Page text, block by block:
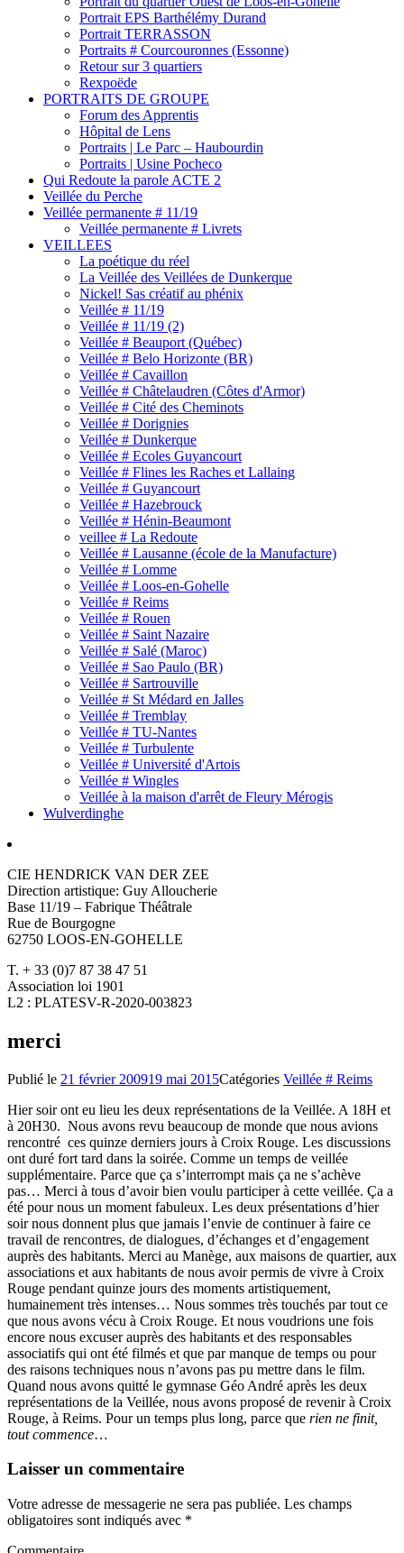
Portrait EPS Barthélémy Durand
Portrait TERRASSON
Portraits # Courcouronnes (Essonne)
Retour sur 3 quartiers
Rexpoëde
PORTRAITS DE GROUPE
Forum des Apprentis
Hôpital de Lens
Portraits | Le Parc – Haubourdin
Portraits | Usine Pocheco
Qui Redoute la parole ACTE 2
Veillée du Perche
Veillée permanente # 11/19
Veillée permanente # Livrets
VEILLEES
La poétique du réel
La Veillée des Veillées de Dunkerque
Nickel! Sas créatif au phénix
Veillée # 11/19
Veillée # 11/19 (2)
Veillée # Beauport (Québec)
Veillée # Belo Horizonte (BR)
Veillée # Cavaillon
Veillée # Châtelaudren (Côtes d'Armor)
Veillée # Cité des Cheminots
Veillée # Dorignies
Veillée # Dunkerque
Veillée # Ecoles Guyancourt
Veillée # Flines les Raches et Lallaing
Veillée # Guyancourt
Veillée # Hazebrouck
Veillée # Hénin-Beaumont
veillee # La Redoute
Veillée # Lausanne (école de la Manufacture)
Veillée # Lomme
Veillée # Loos-en-Gohelle
Veillée # Reims
Veillée # Rouen
Veillée # Saint Nazaire
Veillée # Salé (Maroc)
Veillée # Sao Paulo (BR)
Veillée # Sartrouville
Veillée # St Médard en Jalles
Veillée # Tremblay
Veillée # TU-Nantes
Veillée # Turbulente
Veillée # Université d'Artois
Veillée # Wingles
Veillée à la maison d'arrêt de Fleury Mérogis
Wulverdinghe
CIE HENDRICK VAN DER ZEE
Direction artistique: Guy Alloucherie
Base 11/19 – Fabrique Théâtrale
Rue de Bourgogne
62750 LOOS-EN-GOHELLE
T. + 33 (0)7 87 38 47 51
Association loi 1901
L2 : PLATESV-R-2020-003823
merci
Publié le 21 février 200919 mai 2015Catégories Veillée # Reims
Hier soir ont eu lieu les deux représentations de la Veillée. A 18H et
à 20H30. Nous avons revu beaucoup de monde que nous avions
rencontré ces quinze derniers jours à Croix Rouge. Les discussions
ont duré fort tard dans la soirée. Comme un temps de veillée
supplémentaire. Parce que ça s’interrompt mais ça ne s’achève
pas… Merci à tous d’avoir bien voulu participer à cette veillée. Ça a
été pour nous un moment fabuleux. Les deux présentations d’hier
soir nous donnent plus que jamais l’envie de continuer à faire ce
travail de rencontres, de dialogues, d’échanges et d’engagement
auprès des habitants. Merci au Manège, aux maisons de quartier, aux
associations et aux habitants de nous avoir permis de vivre à Croix
Rouge pendant quinze jours des moments artistiquement,
humainement très intenses… Nous sommes très touchés par tout ce
que nous avons vécu à Croix Rouge. Et nous voudrions une fois
encore nous excuser auprès des habitants et des responsables
associatifs qui ont été filmés et que par manque de temps ou pour
des raisons techniques nous n’avons pas pu mettre dans le film.
Quand nous avons quitté le gymnase Géo André après les deux
représentations de la Veillée, nous avons proposé de revenir à Croix
Rouge, à Reims. Pour un temps plus long, parce que rien ne finit,
tout commence…
Laisser un commentaire
Votre adresse de messagerie ne sera pas publiée. Les champs
obligatoires sont indiqués avec *